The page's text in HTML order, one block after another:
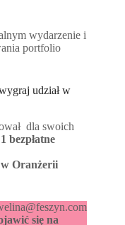
wydarzenie i
portfolio
udział w
dla swoich
bezpłatne
w Oranżerii
się na